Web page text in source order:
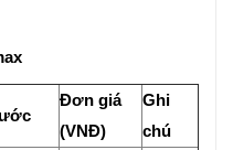
Đơn giá
(VNĐ)
Ghi
chú